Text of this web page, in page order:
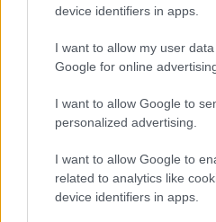
device identifiers in apps.
I want to allow my user
Google for online
I want to allow Google to
personalized advertising.
I want to allow Google to
related to analytics like
device identifiers in apps.
Pálfi Zoltán rendez